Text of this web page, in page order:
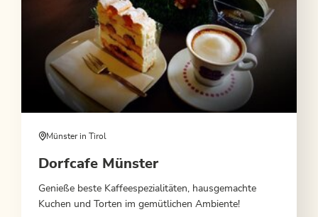
Münster in Tirol
Dorfcafe Münster
Genieße beste Kaffeespezialitäten, hausgemachte
Kuchen und Torten im gemütlichen Ambiente!